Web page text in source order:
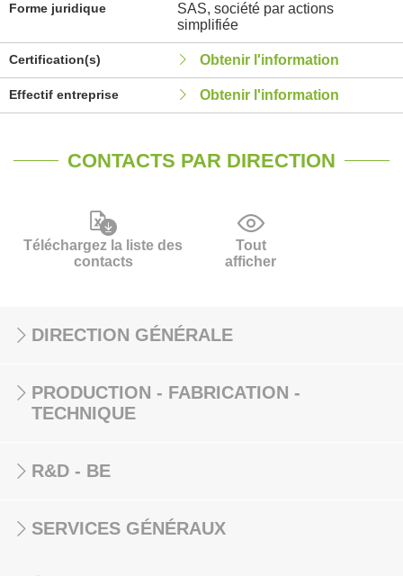
Forme juridique
SAS, société par actions
simplifiée
Certification(s) Obtenir l'information
Effectif entreprise Obtenir l'information
CONTACTS PAR DIRECTION
Téléchargez la liste des
contacts
Tout
afficher
DIRECTION GÉNÉRALE
PRODUCTION - FABRICATION -
TECHNIQUE
R&D - BE
SERVICES GÉNÉRAUX